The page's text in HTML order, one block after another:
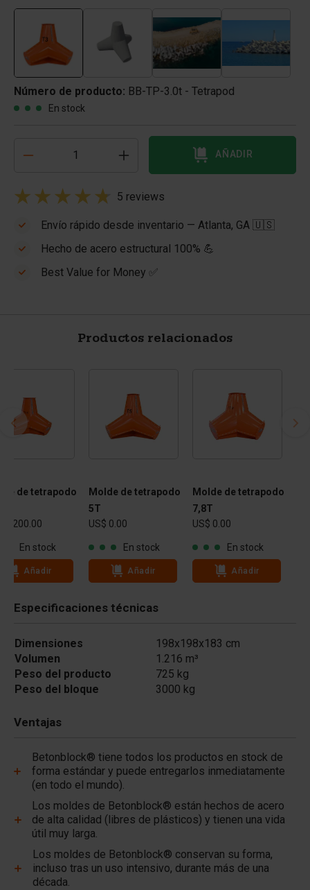
Número de producto: BB-TP-3.0t - Tetrapod
En stock
AÑADIR
5 reviews
Envío rápido desde inventario — Atlanta, GA 🇺🇸
Hecho de acero estructural 100% 💪
Best Value for Money ✅
Productos relacionados
de tetrapodo
8,200.00
En stock
Añadir
Molde de tetrapodo
5T
US$ 0.00
En stock
Añadir
Molde de tetrapodo
7,8T
US$ 0.00
En stock
Añadir
Especificaciones técnicas
Dimensiones
198x198x183 cm
Volumen
1.216 m³
Peso del producto
725 kg
Peso del bloque
3000 kg
Ventajas
Betonblock® tiene todos los productos en stock de
forma estándar y puede entregarlos inmediatamente
(en todo el mundo).
Los moldes de Betonblock® están hechos de acero
de alta calidad (libres de plásticos) y tienen una vida
útil muy larga.
Los moldes de Betonblock® conservan su forma,
incluso tras un uso intensivo, durante más de una
década.